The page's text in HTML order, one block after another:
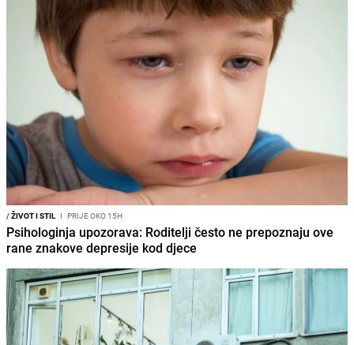
/ŽIVOT I STIL I PRIJE OKO 15H
Psihologinja upozorava: Roditelji često ne prepoznaju ove
rane znakove depresije kod djece